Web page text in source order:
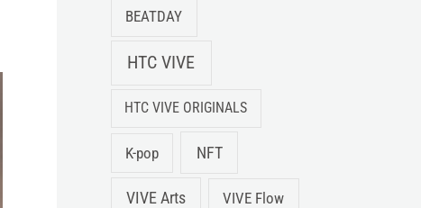
BEATDAY
HTC VIVE
HTC VIVE ORIGINALS
K-pop NFT
VIVE Arts VIVE Flow